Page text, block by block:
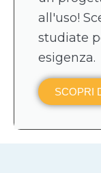
all'uso!
studiate
esigenza.
SCOPRI